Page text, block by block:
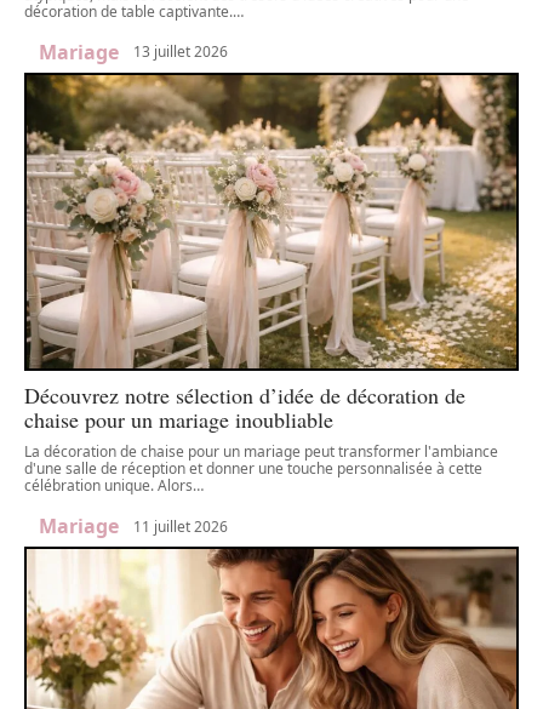
décoration de table captivante.…
Mariage 13 juillet 2026
Découvrez notre sélection d’idée de décoration de
chaise pour un mariage inoubliable
La décoration de chaise pour un mariage peut transformer l'ambiance
d'une salle de réception et donner une touche personnalisée à cette
célébration unique. Alors…
Mariage 11 juillet 2026